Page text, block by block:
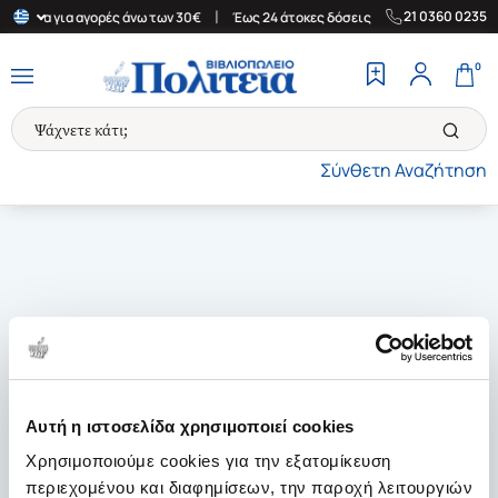
Αυτή η ιστοσελίδα χρησιμοποιεί cookies
Χρησιμοποιούμε cookies για την εξατομίκευση
περιεχομένου και διαφημίσεων, την παροχή λειτουργιών
για αγορές άνω των 30€ Έως 24 άτοκες δόσεις | Δωρεάν
21 0360 0235
Σύνθετη Αναζήτηση
0